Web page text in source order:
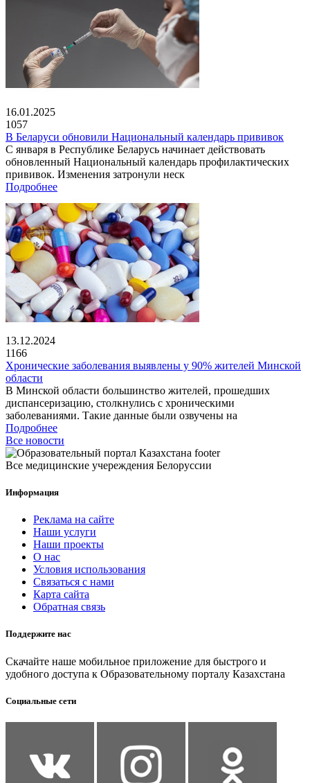
16.01.2025
1057
В Беларуси обновили Национальный календарь прививок
С января в Республике Беларусь начинает действовать
обновленный Национальный календарь профилактических
прививок. Изменения затронули неск
Подробнее
13.12.2024
1166
Хронические заболевания выявлены у 90% жителей Минской
области
В Минской области большинство жителей, прошедших
диспансеризацию, столкнулись с хроническими
заболеваниями. Такие данные были озвучены на
Подробнее
Все новости
Все медицинские учереждения Белоруссии
Информация
Реклама на сайте
Наши услуги
Наши проекты
О нас
Условия использования
Связаться с нами
Карта сайта
Обратная связь
Поддержите нас
Скачайте наше мобильное приложение для быстрого и
удобного доступа к Образовательному порталу Казахстана
Социальные сети